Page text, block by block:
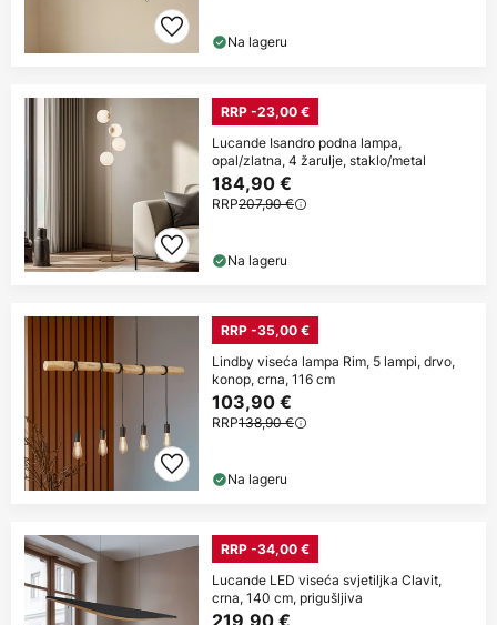
Na lageru
RRP -23,00 €
Lucande Isandro podna lampa,
opal/zlatna, 4 žarulje, staklo/metal
184,90 €
RRP207,90 €
Na lageru
RRP -35,00 €
Lindby viseća lampa Rim, 5 lampi, drvo,
konop, crna, 116 cm
103,90 €
RRP138,90 €
Na lageru
RRP -34,00 €
Lucande LED viseća svjetiljka Clavit,
crna, 140 cm, prigušljiva